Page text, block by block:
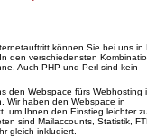
können Sie bei uns in
den verschiedensten
Auch PHP und Perl sind kein
den Webspace fürs Webhosting
Wir haben den Webspace in
um Ihnen den Einstieg leichter
sind Mailaccounts, Statistik,
gleich inkludiert.